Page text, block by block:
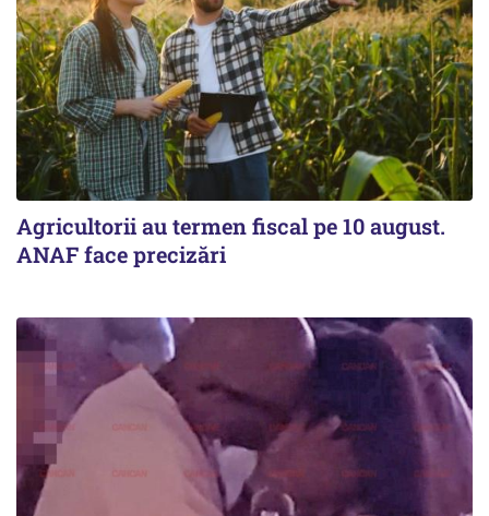
Agricultorii au termen fiscal pe 10 august.
ANAF face precizări